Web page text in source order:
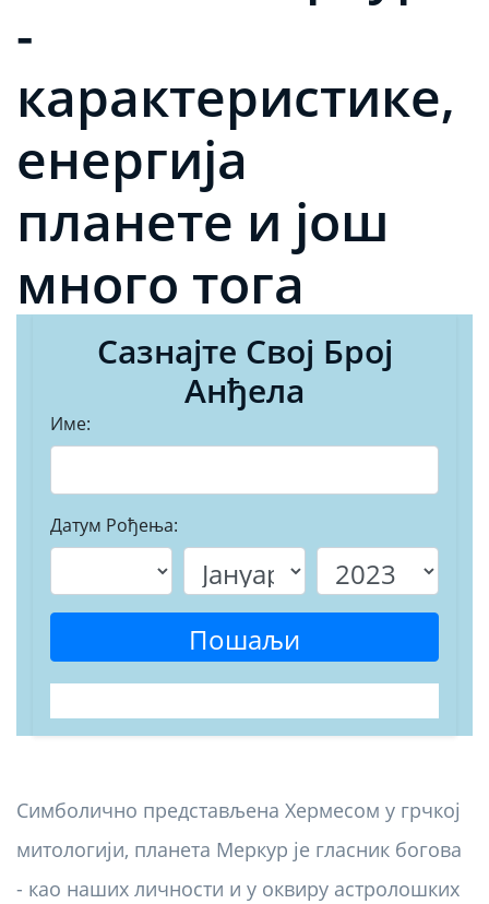
-
карактеристике,
енергија
планете и још
много тога
Сазнајте Свој Број
Анђела
Име:
Датум Рођења:
Пошаљи
Симболично представљена Хермесом у грчкој
митологији, планета Меркур је гласник богова
- као наших личности и у оквиру астролошких